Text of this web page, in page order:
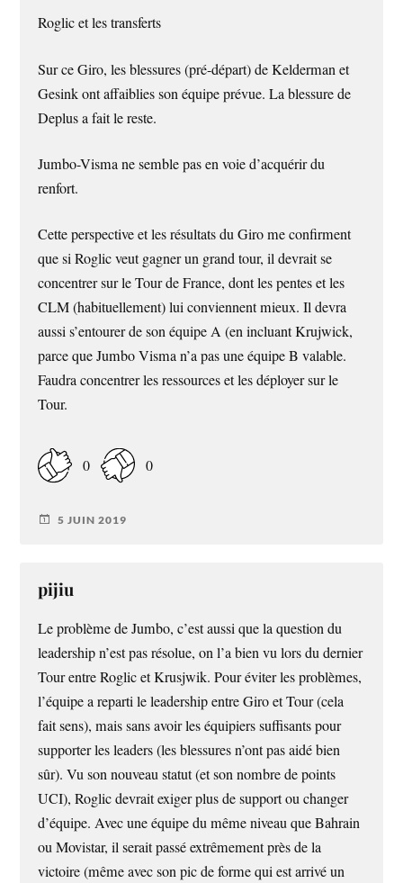
Roglic et les transferts
Sur ce Giro, les blessures (pré-départ) de Kelderman et
Gesink ont affaiblies son équipe prévue. La blessure de
Deplus a fait le reste.
Jumbo-Visma ne semble pas en voie d’acquérir du
renfort.
Cette perspective et les résultats du Giro me confirment
que si Roglic veut gagner un grand tour, il devrait se
concentrer sur le Tour de France, dont les pentes et les
CLM (habituellement) lui conviennent mieux. Il devra
aussi s’entourer de son équipe A (en incluant Krujwick,
parce que Jumbo Visma n’a pas une équipe B valable.
Faudra concentrer les ressources et les déployer sur le
Tour.
0 0
5 JUIN 2019
pijiu
Le problème de Jumbo, c’est aussi que la question du
leadership n’est pas résolue, on l’a bien vu lors du dernier
Tour entre Roglic et Krusjwik. Pour éviter les problèmes,
l’équipe a reparti le leadership entre Giro et Tour (cela
fait sens), mais sans avoir les équipiers suffisants pour
supporter les leaders (les blessures n’ont pas aidé bien
sûr). Vu son nouveau statut (et son nombre de points
UCI), Roglic devrait exiger plus de support ou changer
d’équipe. Avec une équipe du même niveau que Bahrain
ou Movistar, il serait passé extrêmement près de la
victoire (même avec son pic de forme qui est arrivé un